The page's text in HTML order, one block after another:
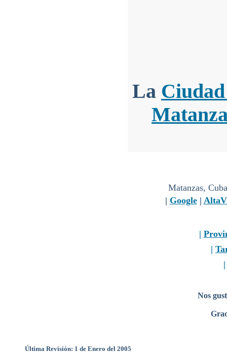
La
Matanzas,
| Google|
|
|
Nos
Última Revisión: 1 de Enero del 2005